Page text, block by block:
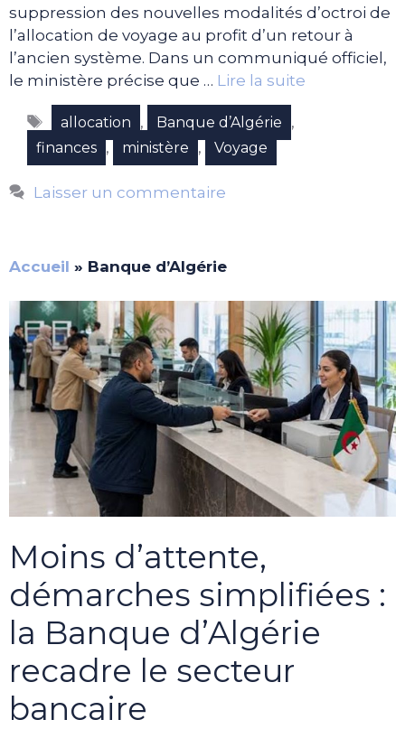
suppression des nouvelles modalités d’octroi de
l’allocation de voyage au profit d’un retour à
l’ancien système. Dans un communiqué officiel,
le ministère précise que … Lire la suite
Étiquettes
allocation , Banque d’Algérie ,
finances , ministère , Voyage
Laisser un commentaire
Accueil » Banque d’Algérie
Moins d’attente,
démarches simplifiées :
la Banque d’Algérie
recadre le secteur
bancaire